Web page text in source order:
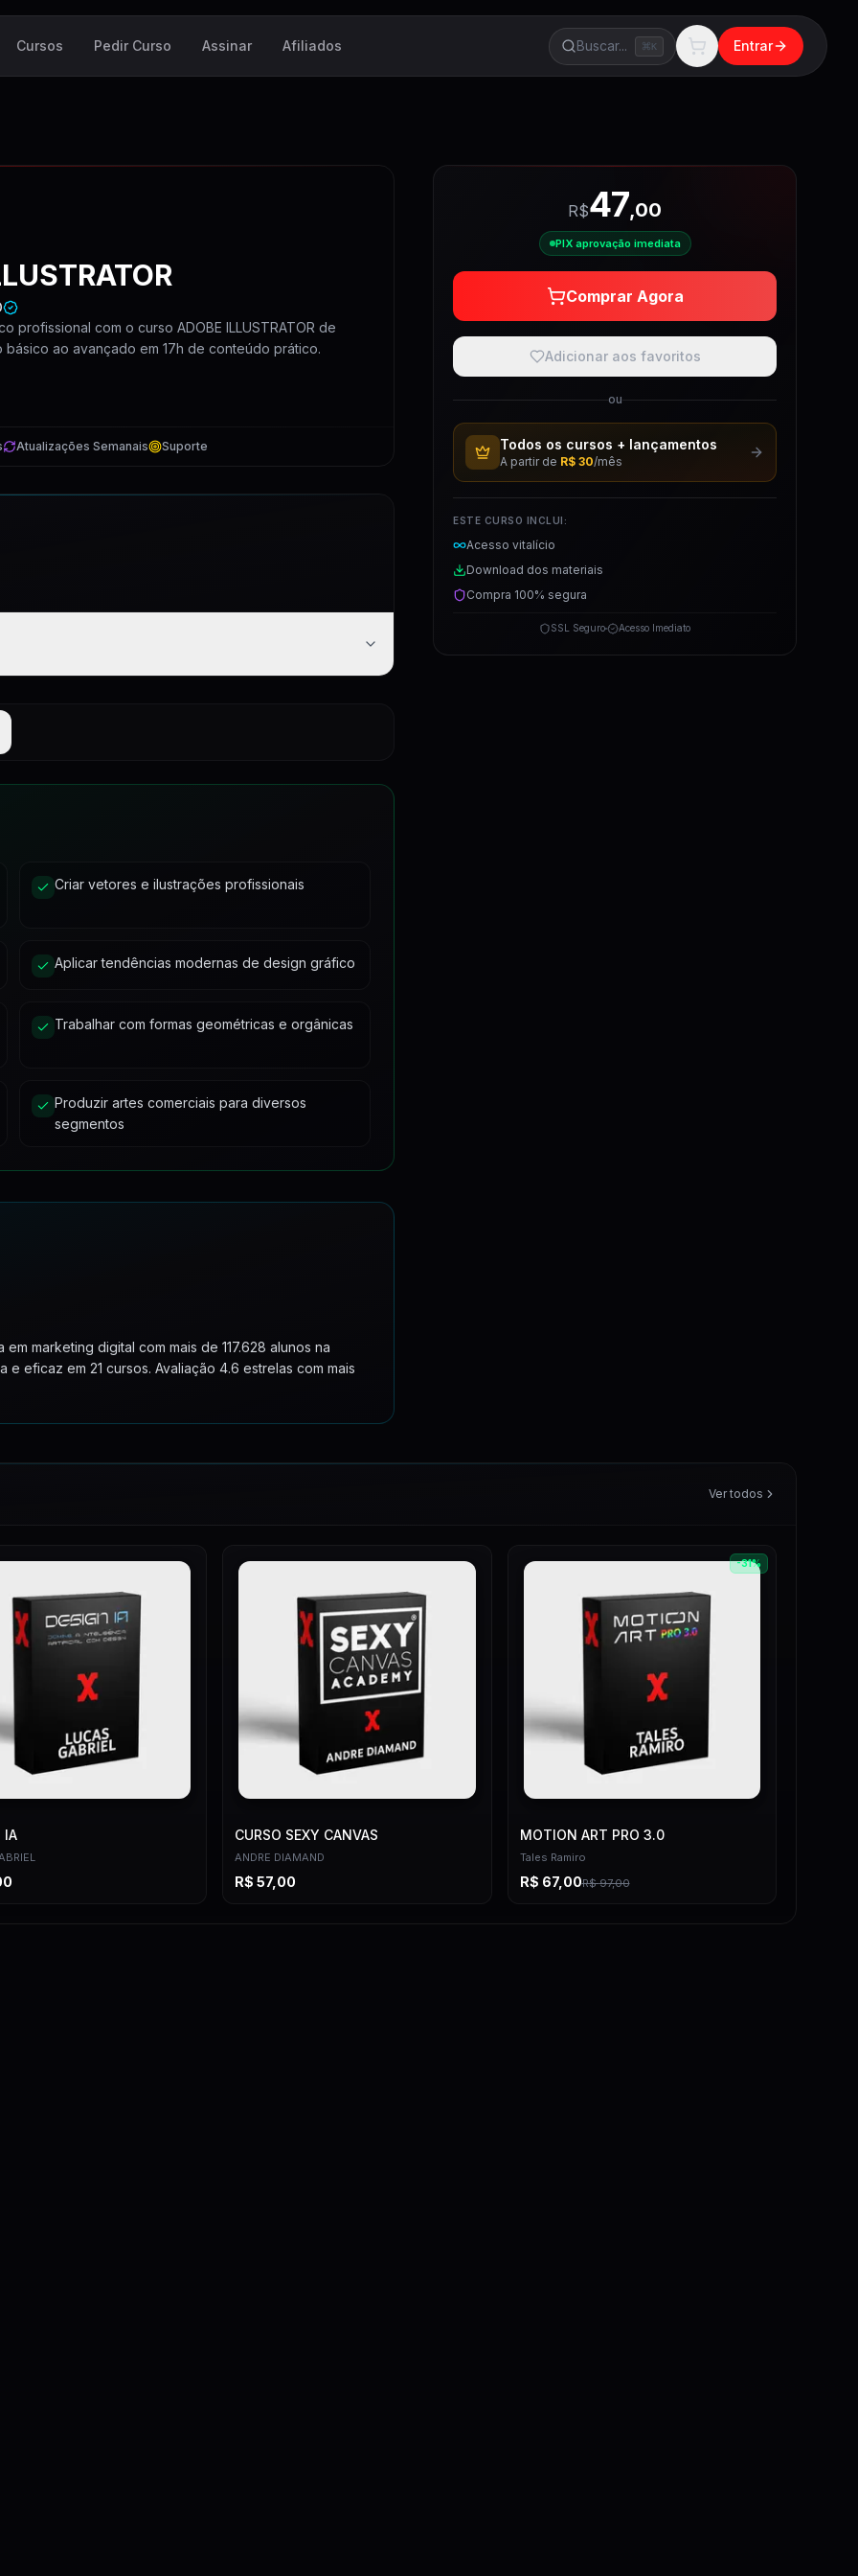
Cursos Pedir Curso Assinar Afiliados Buscar... K Entrar
profissional com o curso ADOBE ILLUSTRATOR de
básico ao avançado em 17h de conteúdo prático.
Atualizações Semanais Suporte
Diferentes e Troca de Idioma
80:36
94:43
Gratuitos na Internet 25:00
25:36
19:22
Criar vetores e ilustrações profissionais
Aplicar tendências modernas de design gráfico
Trabalhar com formas geométricas e orgânicas
Produzir artes comerciais para diversos
segmentos
marketing digital com mais de 117.628 alunos na
eficaz em 21 cursos. Avaliação 4.6 estrelas com mais
R$47,00
PIX aprovação imediata
Comprar Agora
Adicionar aos favoritos
ou
Todos os cursos + lançamentos
A partir de R$ 30/mês
ESTE CURSO INCLUI:
Acesso vitalício
Download dos materiais
Compra 100% segura
SSL Seguro Acesso Imediato
Ver todos
IA CURSO SEXY CANVAS
ANDRE DIAMAND
R$ 57,00
-31%
MOTION ART PRO 3.0
Tales Ramiro
R$ 67,00R$97,00